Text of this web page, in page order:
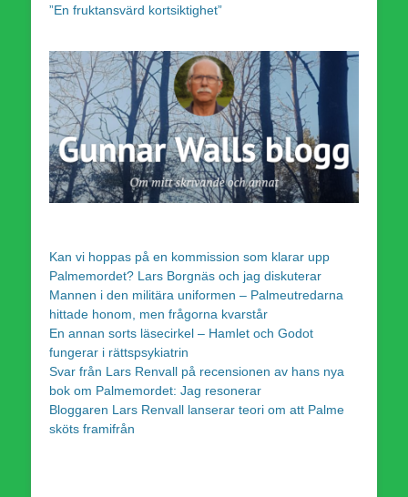
”En fruktansvärd kortsiktighet”
Kan vi hoppas på en kommission som klarar upp
Palmemordet? Lars Borgnäs och jag diskuterar
Mannen i den militära uniformen – Palmeutredarna
hittade honom, men frågorna kvarstår
En annan sorts läsecirkel – Hamlet och Godot
fungerar i rättspsykiatrin
Svar från Lars Renvall på recensionen av hans nya
bok om Palmemordet: Jag resonerar
Bloggaren Lars Renvall lanserar teori om att Palme
sköts framifrån